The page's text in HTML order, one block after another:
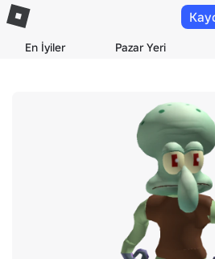
En İyiler Pazar Yeri